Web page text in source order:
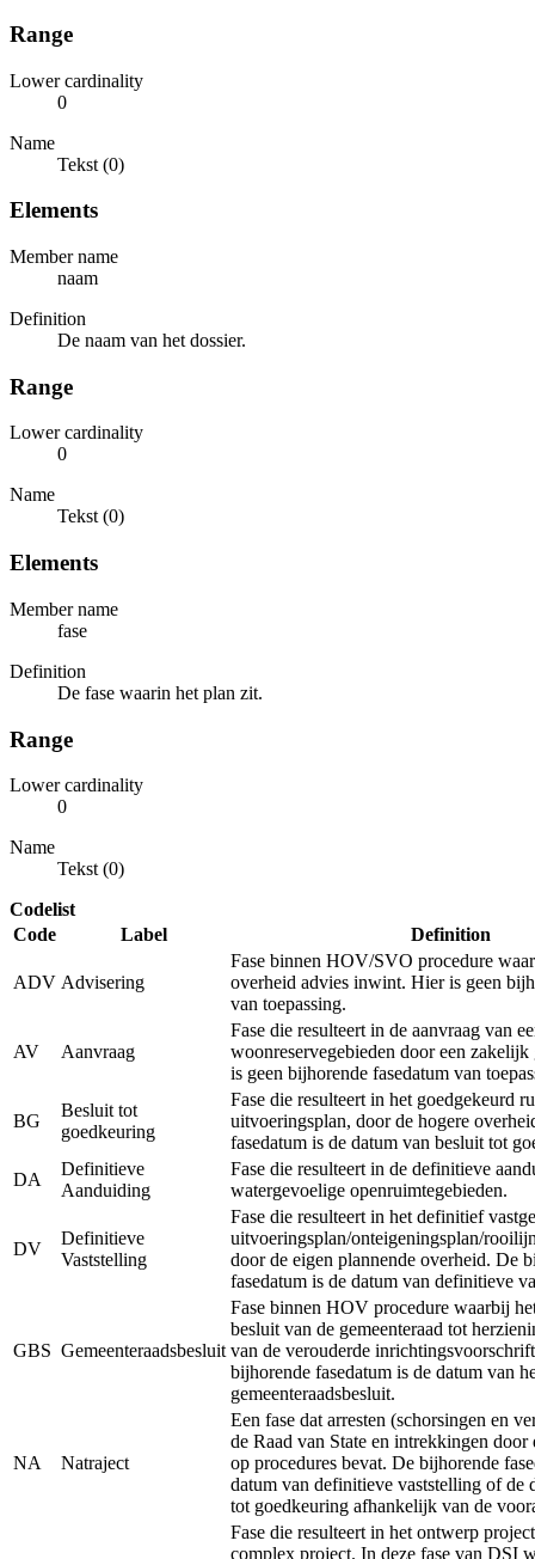
Range
Lower cardinality
0
Name
Tekst (0)
Elements
Member name
naam
Definition
De naam van het dossier.
Range
Lower cardinality
0
Name
Tekst (0)
Elements
Member name
fase
Definition
De fase waarin het plan zit.
Range
Lower cardinality
0
Name
Tekst (0)
Codelist
Code
Label Definition
ADV Advisering
Fase binnen HOV/SVO procedure
overheid advies inwint. Hier is geen
van toepassing.
AV Aanvraag
Fase die resulteert in de aanvraag van
woonreservegebieden door een
is geen bijhorende fasedatum van
BG
Besluit tot
goedkeuring
Fase die resulteert in het goedgekeurd
uitvoeringsplan, door de hogere
fasedatum is de datum van besluit tot
DA
Definitieve
Aanduiding
Fase die resulteert in de definitieve
watergevoelige openruimtegebieden.
DV
Definitieve
Vaststelling
Fase die resulteert in het definitief
uitvoeringsplan/onteigeningsplan/
door de eigen plannende overheid. De
fasedatum is de datum van definitieve
GBS Gemeenteraadsbesluit
Fase binnen HOV procedure waarbij
besluit van de gemeenteraad tot
van de verouderde
bijhorende fasedatum is de datum van
gemeenteraadsbesluit.
NA Natraject
Een fase dat arresten (schorsingen en
de Raad van State en intrekkingen door
op procedures bevat. De bijhorende
datum van definitieve vaststelling of de
tot goedkeuring afhankelijk van de
Fase die resulteert in het ontwerp
complex project. In deze fase van DSI